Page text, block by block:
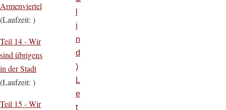
Armenviertel
(Laufzeit: )
Teil 14 - Wir
sind übrigens
in der Stadt
(Laufzeit: )
Teil 15 - Wir
i
n
d
)
L
e
t